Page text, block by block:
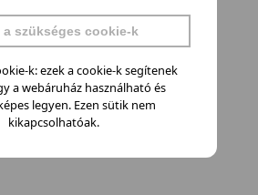
a szükséges cookie-k
k: ezek a cookie-k segítenek
a webáruház használható és
legyen. Ezen sütik nem
kikapcsolhatóak.